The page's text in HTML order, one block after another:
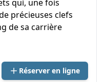
qui, une fois
précieuses clefs
de sa carrière
Réserver en ligne